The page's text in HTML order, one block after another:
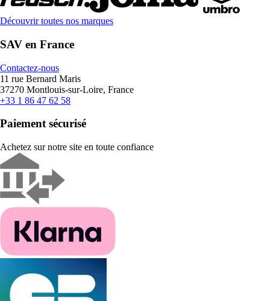
Découvrir toutes nos marques
SAV en France
Contactez-nous
11 rue Bernard Maris
37270 Montlouis-sur-Loire, France
+33 1 86 47 62 58
Paiement sécurisé
Achetez sur notre site en toute confiance